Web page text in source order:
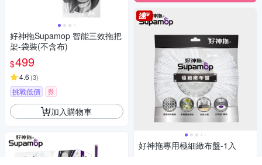
好神拖Supamop 智能三效拖把
架-袋裝(不含布)
$499
4.6 (3)
挑戰低價 券
加入購物車
好神拖專用極細緻布盤-1入